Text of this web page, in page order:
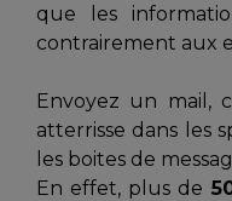
que les
contrairement aux
Envoyez un mail,
atterrisse dans les
les boites de
En effet, plus de